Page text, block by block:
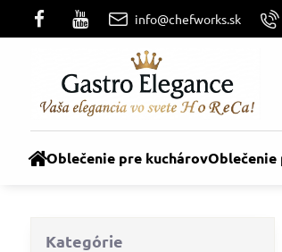
info@chefworks.sk
Oblečenie pre kuchárovOblečenie
Kategórie